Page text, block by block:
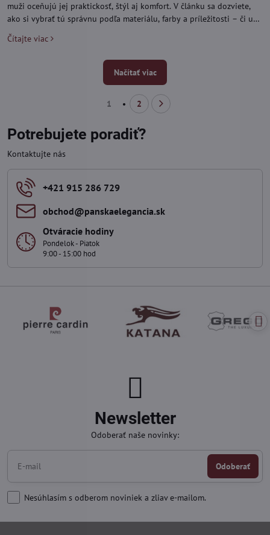
muži oceňujú jej praktickosť, štýl aj komfort. V článku sa dozviete,
ako si vybrať tú správnu podľa materiálu, farby a príležitosti – či už
do práce, do mesta alebo na cestovanie.
Čítajte viac
Načítať viac
1 2
Potrebujete poradiť?
Kontaktujte nás
+421 915 286 729
obchod​@panskaelegancia​.sk
Otváracie hodiny
Pondelok - Piatok
9:00 - 15:00 hod
Newsletter
Odoberať naše novinky:
Odoberať
Nesúhlasím s odberom noviniek a zliav e-mailom.